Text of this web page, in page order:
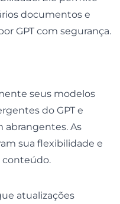
documentos e
GPT com segurança.
seus modelos
do GPT e
As
sua flexibilidade e
conteúdo.
atualizações